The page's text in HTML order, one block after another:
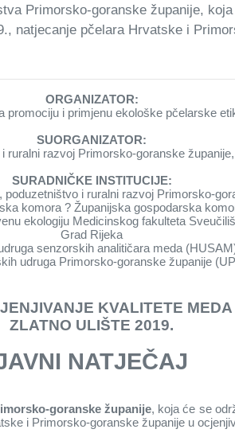
Primorsko-goranske županije,
natjecanje pčelara Hrvatske i
ORGANIZATOR:
promociju i primjenu ekološke pčelarske
SUORGANIZATOR:
ruralni razvoj Primorsko-goranske
SURADNIČKE INSTITUCIJE:
poduzetništvo i ruralni razvoj Primorsko-
komora ? Županijska gospodarska
ekologiju Medicinskog fakulteta
Grad Rijeka
senzorskih analitičara meda
udruga Primorsko-goranske županije
KVALITETE MEDA
ZLATNO ULIŠTE 2019.
NATJEČAJ
goranske županije, koja će se
i Primorsko-goranske županije u